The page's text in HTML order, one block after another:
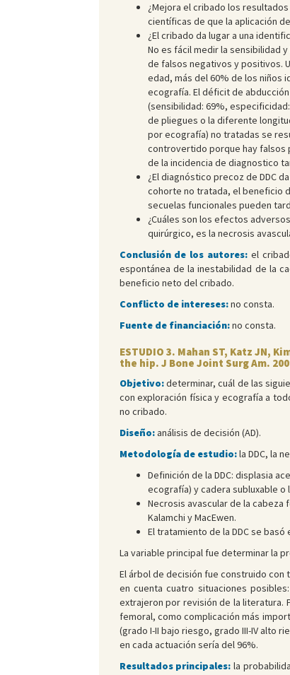
¿Mejora el cribado los
científicas de que la aplicación
¿El cribado da lugar a una
No es fácil medir la sensibilidad
de falsos negativos y positivos.
edad, más del 60% de los niños
ecografía. El déficit de
(sensibilidad: 69%,
de pliegues o la diferente
por ecografía) no tratadas se
controvertido porque hay falsos
de la incidencia de diagnostico
¿El diagnóstico precoz de DDC
cohorte no tratada, el beneficio
secuelas funcionales pueden
¿Cuáles son los efectos
quirúrgico, es la necrosis
Conclusión de los autores: el
espontánea de la inestabilidad de la
beneficio neto del cribado.
Conflicto de intereses:no consta.
Fuente de financiación:no consta.
ESTUDIO 3. Mahan ST, Katz JN,
the hip. J Bone Joint Surg Am.
Objetivo:determinar, cuál de las
con exploración física y ecografía a
no cribado.
Diseño:análisis de decisión (AD).
Metodología de estudio:la DDC, la
Definición de la DDC: displasia
ecografía) y cadera subluxable
Necrosis avascular de la
Kalamchi y MacEwen.
El tratamiento de la DDC se
La variable principal fue determinar la
El árbol de decisión fue construido con
en cuenta cuatro situaciones
extrajeron por revisión de la literatura.
femoral, como complicación más
(grado I-II bajo riesgo, grado III-IV alto
en cada actuación sería del 96%.
Resultados principales:la